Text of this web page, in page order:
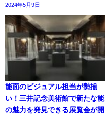
2024年5月9日
能面のビジュアル担当が勢揃
い！三井記念美術館で新たな能
の魅力を発見できる展覧会が開